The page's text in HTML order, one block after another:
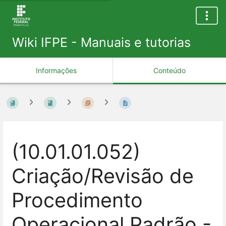
Wiki IFPE - Manuais e tutorias
Informações Conteúdo
(10.01.01.052)
Criação/Revisão de
Procedimento